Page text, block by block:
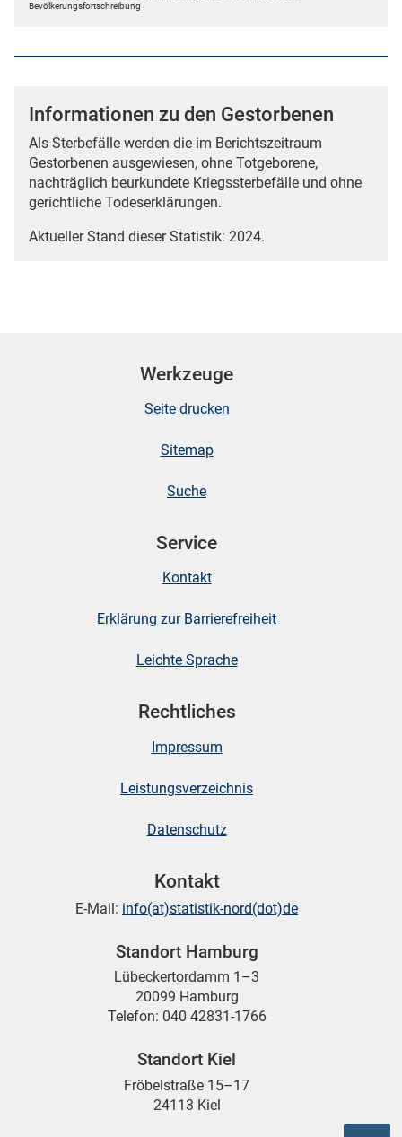
Bevölkerungsfortschreibung
Informationen zu den Gestorbenen
Als Sterbefälle werden die im Berichtszeitraum
Gestorbenen ausgewiesen, ohne Totgeborene,
nachträglich beurkundete Kriegssterbefälle und ohne
gerichtliche Todeserklärungen.
Aktueller Stand dieser Statistik: 2024.
Werkzeuge
Seite drucken
Sitemap
Suche
Service
Kontakt
Erklärung zur Barrierefreiheit
Leichte Sprache
Rechtliches
Impressum
Leistungsverzeichnis
Datenschutz
Kontakt
E-Mail: info(at)statistik-nord(dot)de
Standort Hamburg
Lübeckertordamm 1–3
20099 Hamburg
Telefon: 040 42831-1766
Standort Kiel
Fröbelstraße 15–17
24113 Kiel